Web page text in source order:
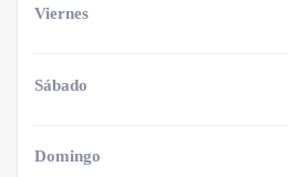
Viernes
Sábado
Domingo